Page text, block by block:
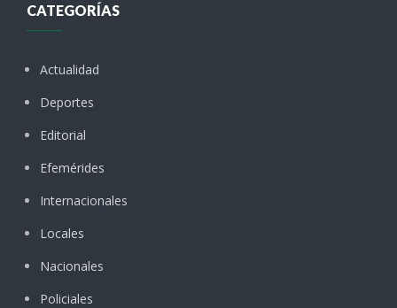
CATEGORÍAS
Actualidad
Deportes
Editorial
Efemérides
Internacionales
Locales
Nacionales
Policiales